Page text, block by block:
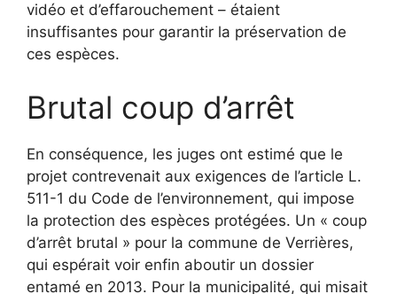
vidéo et d’effarouchement – étaient
insuffisantes pour garantir la préservation de
ces espèces.
Brutal coup d’arrêt
En conséquence, les juges ont estimé que le
projet contrevenait aux exigences de l’article L.
511-1 du Code de l’environnement, qui impose
la protection des espèces protégées. Un « coup
d’arrêt brutal » pour la commune de Verrières,
qui espérait voir enfin aboutir un dossier
entamé en 2013. Pour la municipalité, qui misait